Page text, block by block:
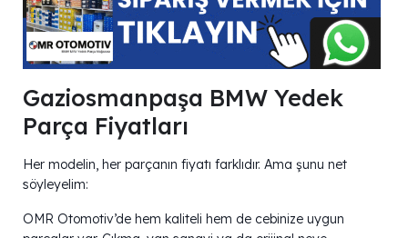
Gaziosmanpaşa BMW Yedek
Parça Fiyatları
Her modelin, her parçanın fiyatı farklıdır. Ama şunu net
söyleyelim:
OMR Otomotiv’de hem kaliteli hem de cebinize uygun